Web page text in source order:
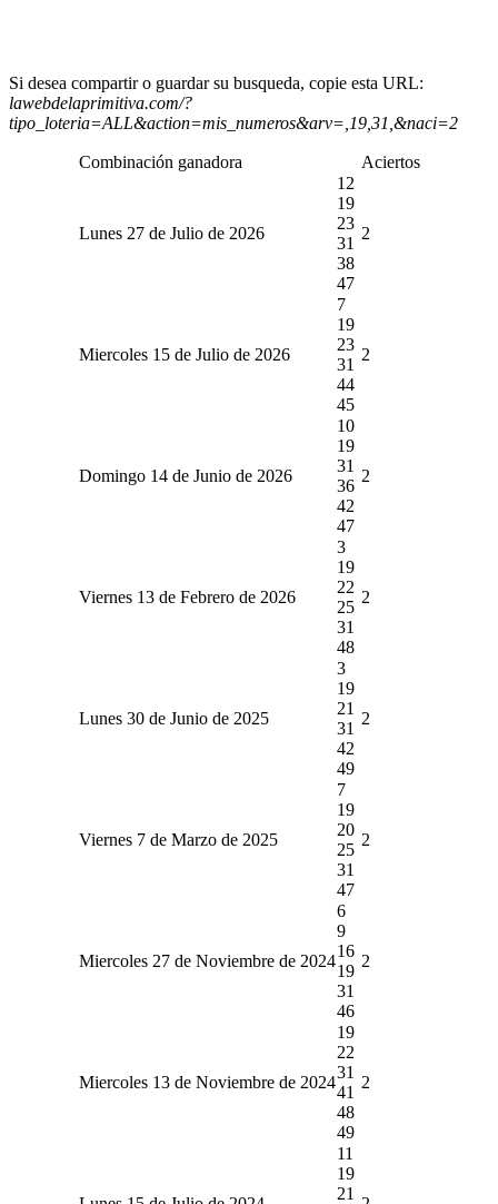
Si desea compartir o guardar su busqueda, copie esta URL:
lawebdelaprimitiva.com/?
tipo_loteria=ALL&action=mis_numeros&arv=,19,31,&naci=2
Combinación ganadora Aciertos
Lunes 27 de Julio de 2026
12
19
23
31
38
47
2
Miercoles 15 de Julio de 2026
7
19
23
31
44
45
2
Domingo 14 de Junio de 2026
10
19
31
36
42
47
2
Viernes 13 de Febrero de 2026
3
19
22
25
31
48
2
Lunes 30 de Junio de 2025
3
19
21
31
42
49
2
Viernes 7 de Marzo de 2025
7
19
20
25
31
47
2
Miercoles 27 de Noviembre de 2024
6
9
16
19
31
46
2
Miercoles 13 de Noviembre de 2024
19
22
31
41
48
49
2
11
19
21